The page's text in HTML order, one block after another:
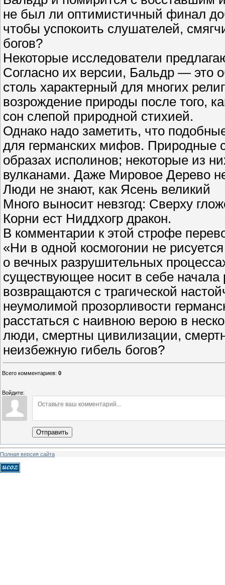
не был ли оптимистичный финал
чтобы успокоить слушателей,
богов?
Некоторые исследователи
Согласно их версии, Бальдр — это
столь характерный для многих
возрождение природы после того,
сон слепой природной стихией.
Однако надо заметить, что
для германских мифов. Природные
образах исполинов; некоторые из
вулканами. Даже Мировое Дерево
Люди не знают, как Ясень великий
Много выносит невзгод: Сверху
Корни ест Ниддхогр дракон.
В комментарии к этой строфе
«Ни в одной космогонии не
о вечных разрушительных
существующее носит в себе
возвращаются с трагической
неумолимой прозорливости
расстаться с наивною верою в
люди, смертны цивилизации,
неизбежную гибель богов?
Всего комментариев: 0
Войдите:
Отправить
Полная версия сайта